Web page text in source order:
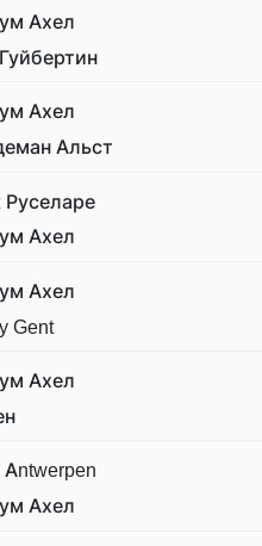
Ахел
Ахел
Альст
Руселаре
Ахел
Ахел
Gent
Ахел
Antwerpen
Ахел